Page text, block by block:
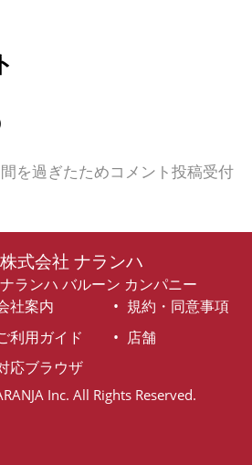
を過ぎたためコメント投稿受付
株式会社 ナランハ
ナランハ バルーン カンパニー
社案内
規約・同意事項
利用ガイド
店舗
応ブラウザ
Inc. All Rights Reserved.